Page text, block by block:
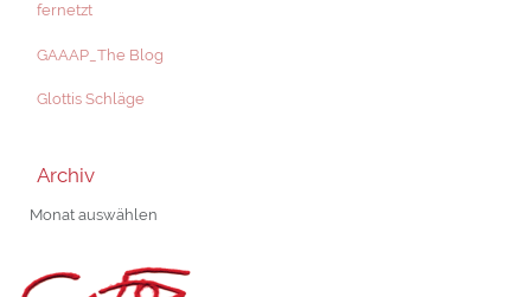
fernetzt
GAAAP_The Blog
Glottis Schläge
Archiv
Archiv